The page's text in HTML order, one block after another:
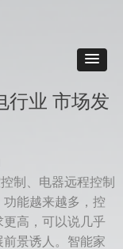
行业 市场发
制、电器远程控制
能越来越多，控
高，可以说几乎
景诱人。智能家